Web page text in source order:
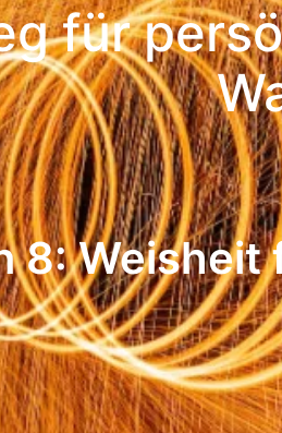
für
8: